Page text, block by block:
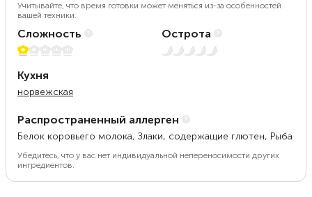
Учитывайте, что время готовки может меняться из-за особенностей
вашей техники.
Сложность
1 из 5
Острота
Нет остроты
Кухня
норвежская
Распространенный аллерген
Белок коровьего молока, Злаки, содержащие глютен, Рыба
Убедитесь, что у вас нет индивидуальной непереносимости других
ингредиентов.